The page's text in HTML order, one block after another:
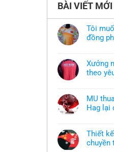
BÀI VIẾT MỚI
Tôi
đồng
bình
luận
ở
áo
thun
đồng
có
mẫu
thì
Xưởng
theo
bình
luận
ở
Xưởng
khoác
theo
yêu
MU
Hag lại
bình
luận
ở
Thiết
chuyền